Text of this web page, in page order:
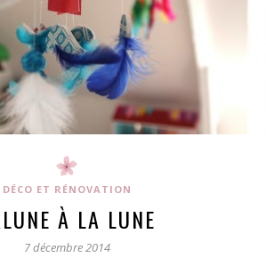
DÉCO ET RÉNOVATION
À LA LUNE
7 décembre 2014